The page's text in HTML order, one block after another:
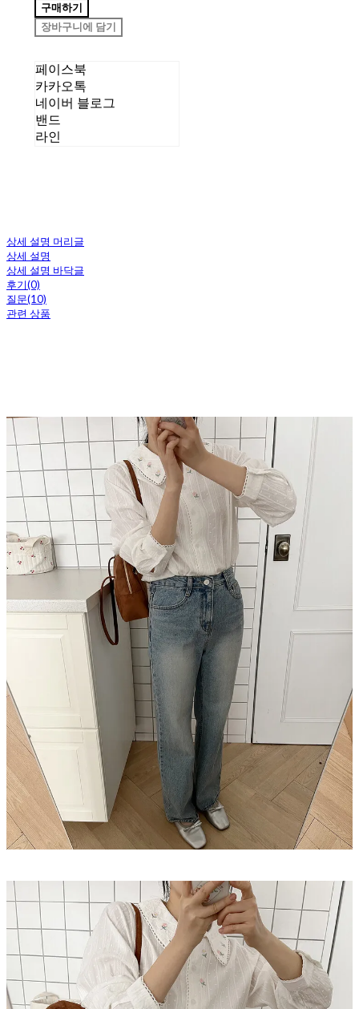
구매하기
장바구니에 담기
페이스북
카카오톡
네이버 블로그
밴드
라인
상세 설명 머리글
상세 설명
상세 설명 바닥글
후기(0)
질문(10)
관련 상품